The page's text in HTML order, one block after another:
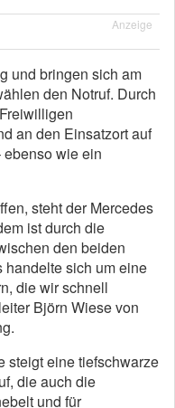
Anzeige
und bringen sich am
den Notruf. Durch
an den Einsatzort auf
wie ein
steht der Mercedes
ist durch die
den beiden
handelte sich um eine
die wir schnell
Björn Wiese von
steigt eine tiefschwarze
die auch die
und für